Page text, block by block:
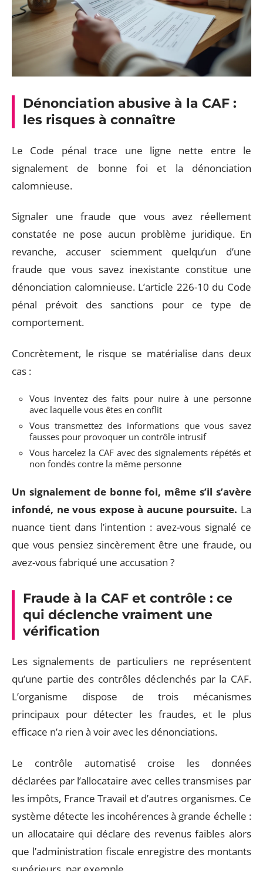
Dénonciation abusive à la CAF :
les risques à connaître
Le Code pénal trace une ligne nette entre le
signalement de bonne foi et la dénonciation
calomnieuse.
Signaler une fraude que vous avez réellement
constatée ne pose aucun problème juridique. En
revanche, accuser sciemment quelqu’un d’une
fraude que vous savez inexistante constitue une
dénonciation calomnieuse. L’article 226-10 du Code
pénal prévoit des sanctions pour ce type de
comportement.
Concrètement, le risque se matérialise dans deux
cas :
Vous inventez des faits pour nuire à une personne
avec laquelle vous êtes en conflit
Vous transmettez des informations que vous savez
fausses pour provoquer un contrôle intrusif
Vous harcelez la CAF avec des signalements répétés et
non fondés contre la même personne
Un signalement de bonne foi, même s’il s’avère
infondé, ne vous expose à aucune poursuite. La
nuance tient dans l’intention : avez-vous signalé ce
que vous pensiez sincèrement être une fraude, ou
avez-vous fabriqué une accusation ?
Fraude à la CAF et contrôle : ce
qui déclenche vraiment une
vérification
Les signalements de particuliers ne représentent
qu’une partie des contrôles déclenchés par la CAF.
L’organisme dispose de trois mécanismes
principaux pour détecter les fraudes, et le plus
efficace n’a rien à voir avec les dénonciations.
Le contrôle automatisé croise les données
déclarées par l’allocataire avec celles transmises par
les impôts, France Travail et d’autres organismes. Ce
système détecte les incohérences à grande échelle :
un allocataire qui déclare des revenus faibles alors
que l’administration fiscale enregistre des montants